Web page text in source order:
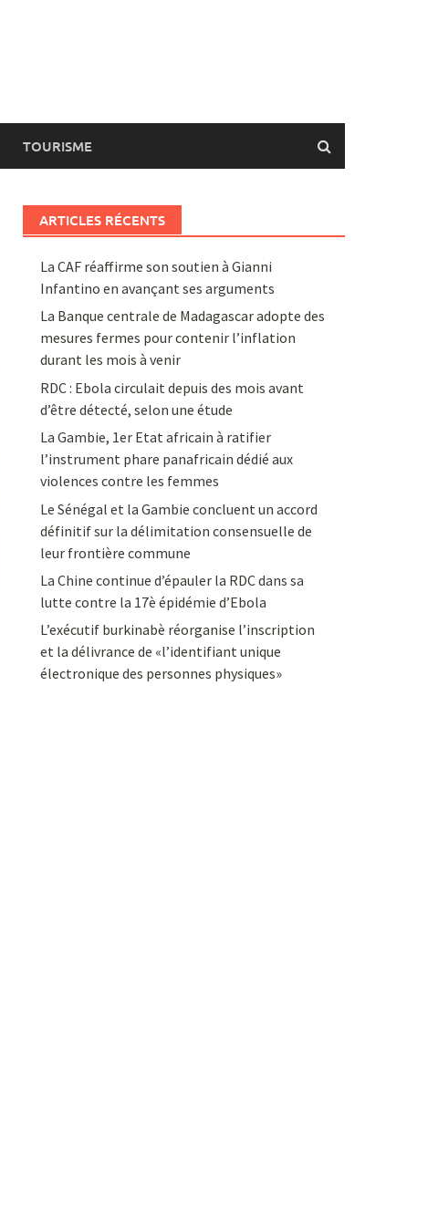
TOURISME
ARTICLES RÉCENTS
La CAF réaffirme son soutien à Gianni
Infantino en avançant ses arguments
La Banque centrale de Madagascar adopte des
mesures fermes pour contenir l’inflation
durant les mois à venir
RDC : Ebola circulait depuis des mois avant
d’être détecté, selon une étude
La Gambie, 1er Etat africain à ratifier
l’instrument phare panafricain dédié aux
violences contre les femmes
Le Sénégal et la Gambie concluent un accord
définitif sur la délimitation consensuelle de
leur frontière commune
La Chine continue d’épauler la RDC dans sa
lutte contre la 17è épidémie d’Ebola
L’exécutif burkinabè réorganise l’inscription
et la délivrance de «l’identifiant unique
électronique des personnes physiques»